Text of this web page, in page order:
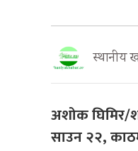
स्थानीय
अशोक घिमिर/
साउन २२,